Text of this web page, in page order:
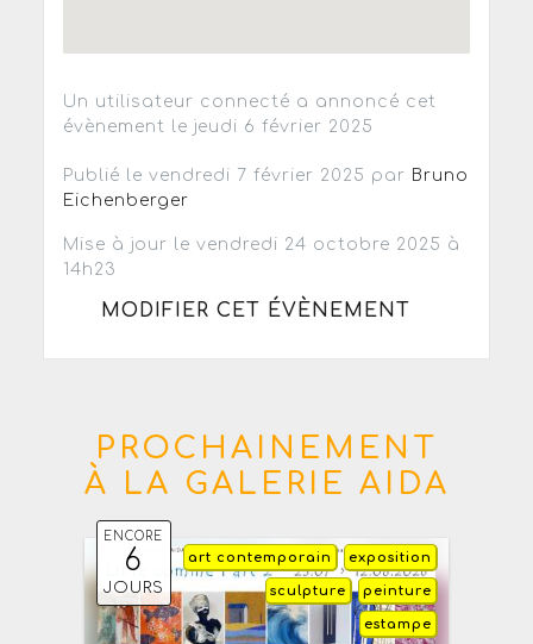
Un utilisateur connecté a annoncé cet
évènement le jeudi 6 février 2025
Publié le vendredi 7 février 2025 par Bruno
Eichenberger
Mise à jour le vendredi 24 octobre 2025 à
14h23
MODIFIER CET ÉVÈNEMENT
PROCHAINEMENT
À LA GALERIE AIDA
ENCORE
6
JOURS
exposition
art contemporain
peinture
sculpture
estampe